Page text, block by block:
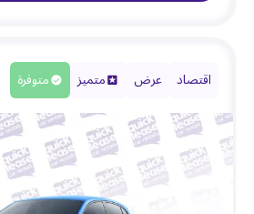
اقتصاد عرض متميز متوفرة